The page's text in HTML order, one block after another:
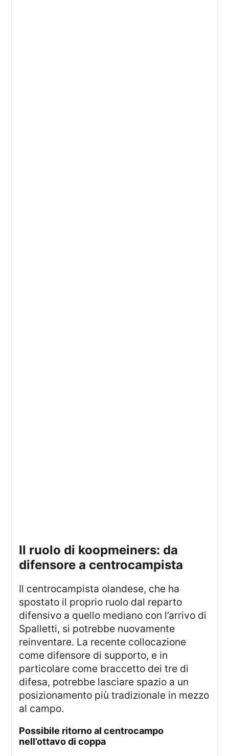
il ruolo di koopmeiners: da
difensore a centrocampista
Il centrocampista olandese, che ha
spostato il proprio ruolo dal reparto
difensivo a quello mediano con l’arrivo di
Spalletti, si potrebbe nuovamente
reinventare. La recente collocazione
come difensore di supporto, e in
particolare come braccetto dei tre di
difesa, potrebbe lasciare spazio a un
posizionamento più tradizionale in mezzo
al campo.
possibile ritorno al centrocampo
nell’ottavo di coppa